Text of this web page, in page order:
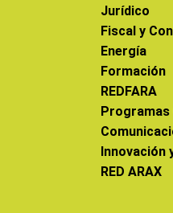
Jurídico
Fiscal y
Energía
Formación
REDFARA
Innovación
RED ARAX